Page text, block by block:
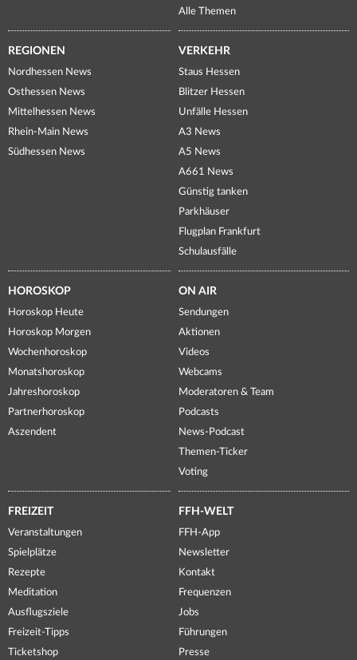
Alle Themen
REGIONEN
Nordhessen News
Osthessen News
Mittelhessen News
Rhein-Main News
Südhessen News
VERKEHR
Staus Hessen
Blitzer Hessen
Unfälle Hessen
A3 News
A5 News
A661 News
Günstig tanken
Parkhäuser
Flugplan Frankfurt
Schulausfälle
HOROSKOP
Horoskop Heute
Horoskop Morgen
Wochenhoroskop
Monatshoroskop
Jahreshoroskop
Partnerhoroskop
Aszendent
ON AIR
Sendungen
Aktionen
Videos
Webcams
Moderatoren & Team
Podcasts
News-Podcast
Themen-Ticker
Voting
FREIZEIT
Veranstaltungen
Spielplätze
Rezepte
Meditation
Ausflugsziele
Freizeit-Tipps
Ticketshop
FFH-WELT
FFH-App
Newsletter
Kontakt
Frequenzen
Jobs
Führungen
Presse